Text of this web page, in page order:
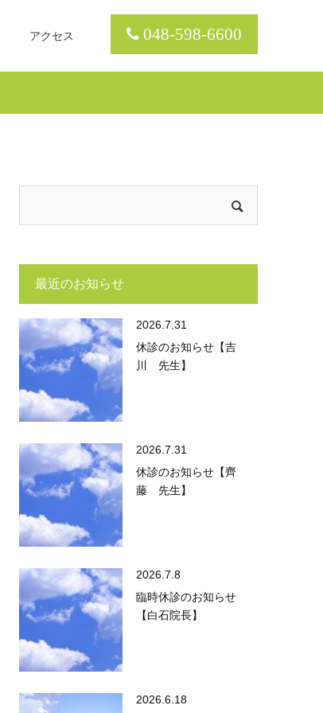
048-598-6600
アクセス
最近のお知らせ
休診のお知らせ【吉
川 先生】
2026.7.31
休診のお知らせ【齊
藤 先生】
2026.7.31
臨時休診のお知らせ
【白石院長】
2026.7.8
2026.6.18